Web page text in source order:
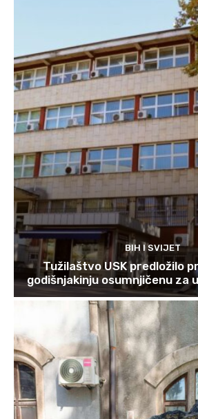
BIH I SVIJET
Tužilaštvo USK predložilo
godišnjakinju osumnjičenu za